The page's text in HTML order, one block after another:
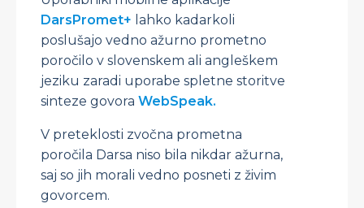
DarsPromet+ lahko kadarkoli
poslušajo vedno ažurno prometno
poročilo v slovenskem ali angleškem
jeziku zaradi uporabe spletne storitve
sinteze govora WebSpeak.
V preteklosti zvočna prometna
poročila Darsa niso bila nikdar ažurna,
saj so jih morali vedno posneti z živim
govorcem.